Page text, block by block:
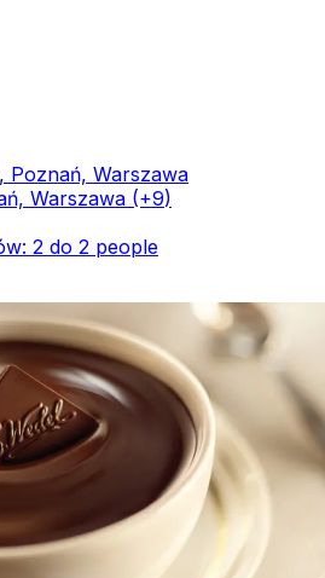
Poznań, Warszawa
Warszawa (+9)
2 do 2 people